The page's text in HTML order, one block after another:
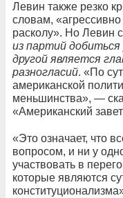
Левин также резко
словам,
расколу». Но Левин
из партий
другой является
разногласий. «По
американской
меньшинства», —
«Американский
«Это означает, что
вопросом, и ни у
участвовать в
которые являются